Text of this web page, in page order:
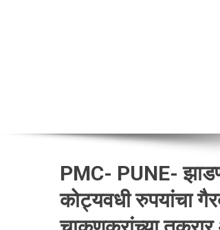
PMC- PUNE-
कोट्यवधी रुपयांचा